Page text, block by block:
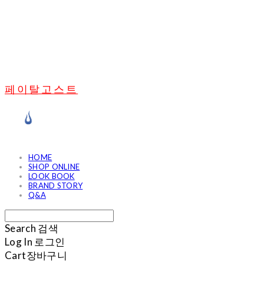
페이탈고스트
HOME
SHOP ONLINE
LOOK BOOK
BRAND STORY
Q&A
Search 검색
Log In 로그인
Cart장바구니